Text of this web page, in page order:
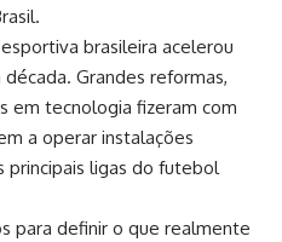
brasileira acelerou
Grandes reformas,
em tecnologia fizeram com
a operar instalações
principais ligas do futebol
para definir o que realmente